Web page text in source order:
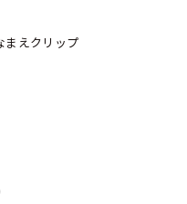
まえクリップ